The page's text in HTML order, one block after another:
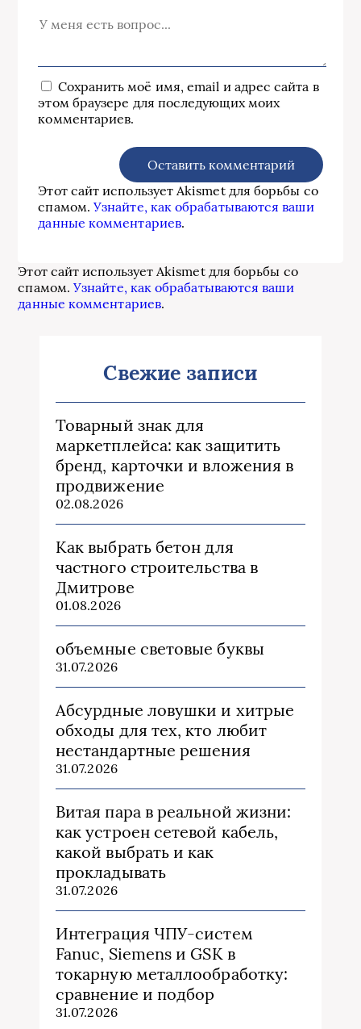
Сохранить моё имя, email и адрес сайта в
этом браузере для последующих моих
комментариев.
Этот сайт использует Akismet для борьбы со
спамом.Узнайте, как обрабатываются ваши
данные комментариев.
Этот сайт использует Akismet для борьбы со
спамом.Узнайте, как обрабатываются ваши
данные комментариев.
Свежие записи
Товарный знак для
маркетплейса: как защитить
бренд, карточки и вложения в
продвижение
02.08.2026
Как выбрать бетон для
частного строительства в
Дмитрове
01.08.2026
объемные световые буквы
31.07.2026
Абсурдные ловушки и хитрые
обходы для тех, кто любит
нестандартные решения
31.07.2026
Витая пара в реальной жизни:
как устроен сетевой кабель,
какой выбрать и как
прокладывать
31.07.2026
Интеграция ЧПУ-систем
Fanuc, Siemens и GSK в
токарную металлообработку:
сравнение и подбор
31.07.2026